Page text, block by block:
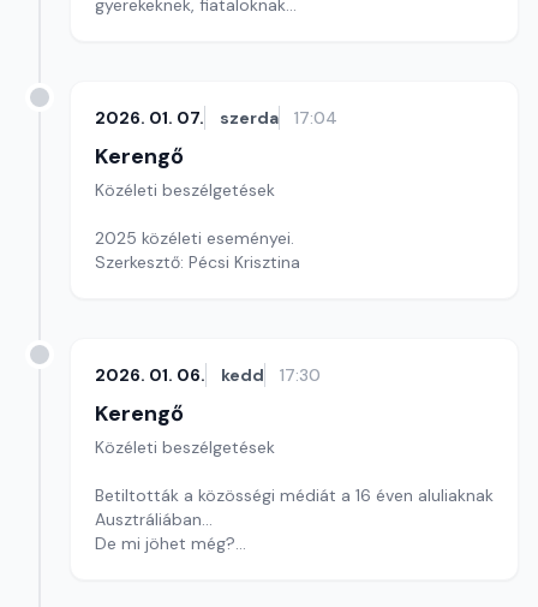
gyerekeknek, fiataloknak
2026. 01. 07. szerda 17:04
Kerengő
Közéleti beszélgetések
2025 közéleti eseményei.
Szerkesztő: Pécsi Krisztina
2026. 01. 06. kedd 17:30
Kerengő
Közéleti beszélgetések
Betiltották a közösségi médiát a 16 éven aluliaknak
Ausztráliában...
De mi jöhet még?